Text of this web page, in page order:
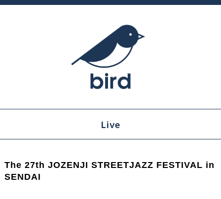
Live
The 27th JOZENJI STREETJAZZ FESTIVAL in
SENDAI